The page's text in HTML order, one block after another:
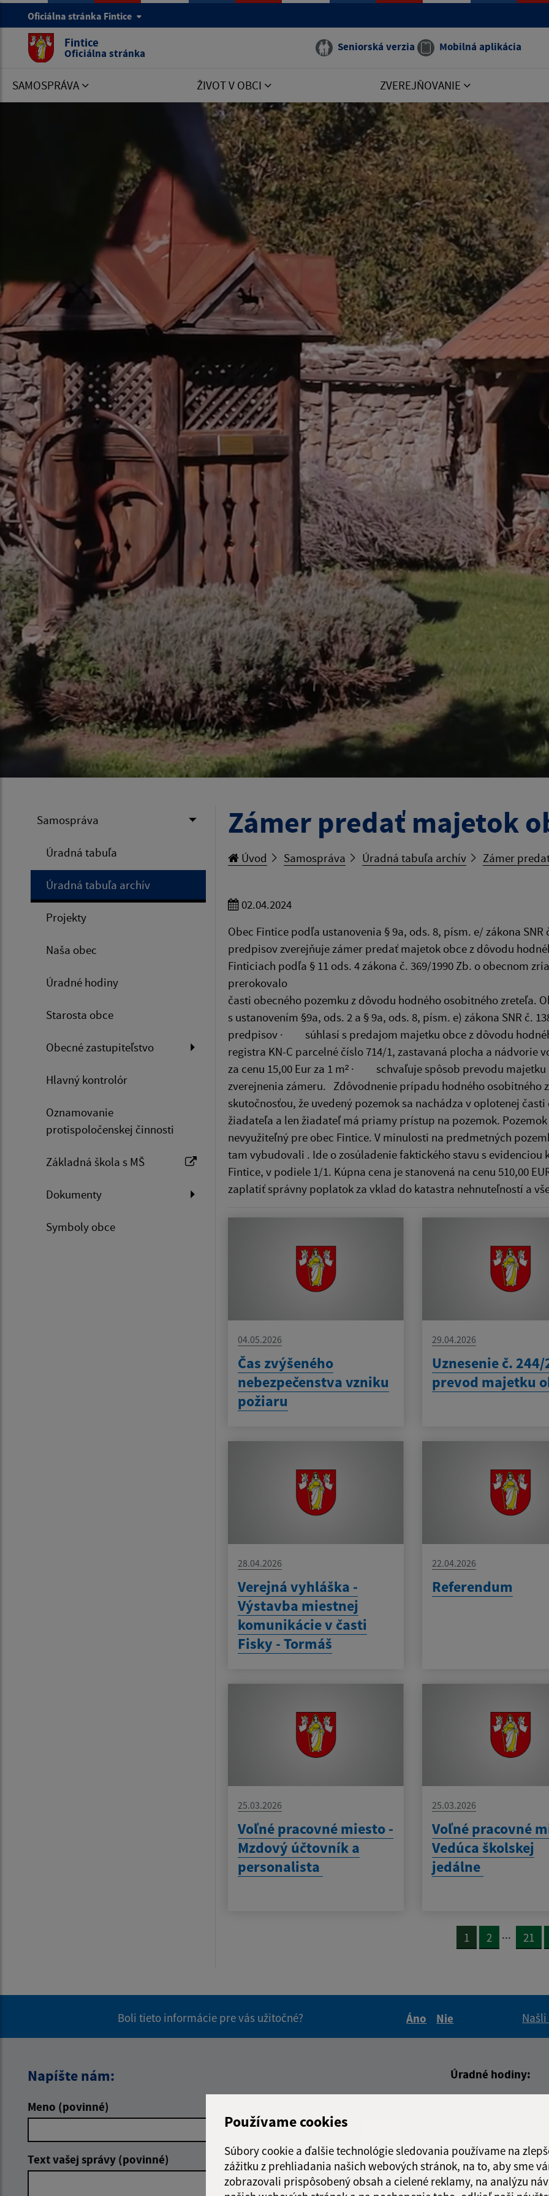
Používame cookies
Súbory cookie a ďalšie technológie sledovania používame na
zážitku z prehliadania našich webových stránok, na to, aby sme
zobrazovali prispôsobený obsah a cielené reklamy, na analýzu
Oficiálna stránka Fintice
Fintice
Oficiálna stránka Seniorská verzia Mobilná aplikácia
SAMOSPRÁVA ŽIVOT V OBCI ZVEREJŇOVANIE
Samospráva
Úradná tabuľa
Úradná tabuľa archív
Projekty
Naša obec
Úradné hodiny
Starosta obce
Obecné zastupiteľstvo
Hlavný kontrolór
Oznamovanie
protispoločenskej činnosti
Základná škola s MŠ
Dokumenty
Symboly obce
Zámer predať majetok
Úvod Samospráva Úradná tabuľa archív Zámer
02.04.2024
Obec Fintice podľa ustanovenia § 9a, ods. 8, písm. e/ zákona
predpisov zverejňuje zámer predať majetok obce z dôvodu
Finticiach podľa § 11 ods. 4 zákona č. 369/1990 Zb. o
prerokovalo
časti obecného pozemku z dôvodu hodného osobitného zreteľa.
s ustanovením §9a, ods. 2 a § 9a, ods. 8, písm. e) zákona SNR č.
predpisov · súhlasí s predajom majetku obce z dôvodu
registra KN-C parcelné číslo 714/1, zastavaná plocha a nádvorie
za cenu 15,00 Eur za 1 m² · schvaľuje spôsob prevodu
zverejnenia zámeru. Zdôvodnenie prípadu hodného osobitného
skutočnosťou, že uvedený pozemok sa nachádza v oplotenej
žiadateľa a len žiadateľ má priamy prístup na pozemok.
nevyužiteľný pre obec Fintice. V minulosti na predmetných
tam vybudovali . Ide o zosúladenie faktického stavu s evidenciou
Fintice, v podiele 1/1. Kúpna cena je stanovená na cenu 510,00
zaplatiť správny poplatok za vklad do katastra nehnuteľností a
04.05.2026
Čas zvýšeného
nebezpečenstva vzniku
požiaru
29.04.2026
Uznesenie č.
prevod majetku
28.04.2026
Verejná vyhláška -
Výstavba miestnej
komunikácie v časti
Fisky - Tormáš
22.04.2026
Referendum
25.03.2026
Voľné pracovné miesto -
Mzdový účtovník a
personalista
25.03.2026
Voľné pracovné
Vedúca školskej
jedálne
1 2 ... 21
Boli tieto informácie pre vás užitočné?
Áno
Nie
Napíšte nám:
Meno (povinné)
Text vašej správy (povinné)
Úradné hodiny:
Streda:
07:30 -
Štvrtok:
Piatok:
07:30 -